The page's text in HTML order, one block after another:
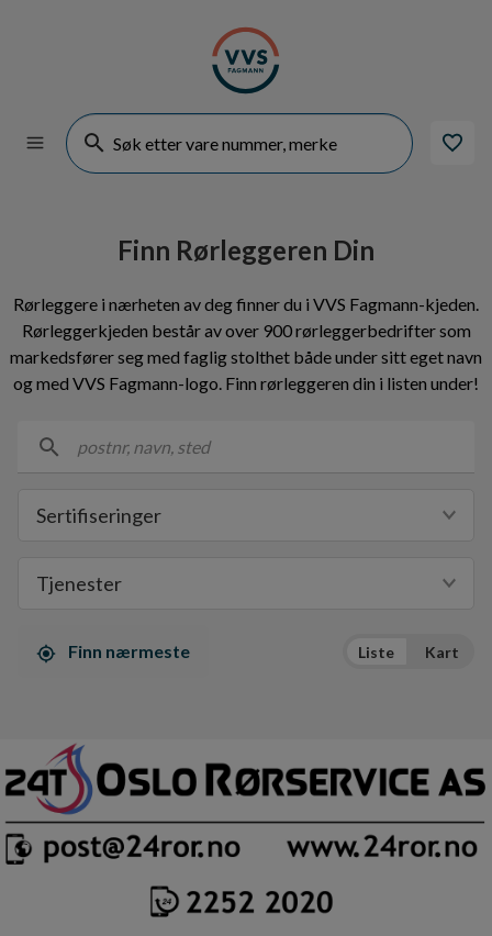
Finn Rørleggeren Din
Rørleggere i nærheten av deg finner du i VVS Fagmann-kjeden.
Rørleggerkjeden består av over 900 rørleggerbedrifter som
markedsfører seg med faglig stolthet både under sitt eget navn
og med VVS Fagmann-logo. Finn rørleggeren din i listen under!
Sertifiseringer
Tjenester
Finn nærmeste Liste Kart